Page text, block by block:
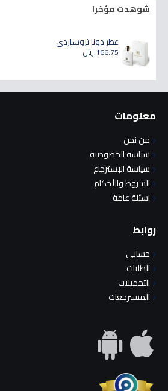
شوهدت مؤخرا
عطر دونا تروساردي
166.75 ريال
معلومات
من نحن
سياسة الخصوصية
سياسة الإسترجاع
الشروط والأحكام
اسئلة عامة
روابط
حسابي
الطلبات
التحميلات
المسترجعات